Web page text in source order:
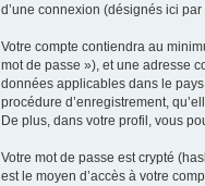
d’une connexion (désignés ici
Votre compte contiendra au
mot de passe »), et une adresse
données applicables dans le
procédure d’enregistrement,
De plus, dans votre profil, vous
Votre mot de passe est crypté
est le moyen d’accès à votre